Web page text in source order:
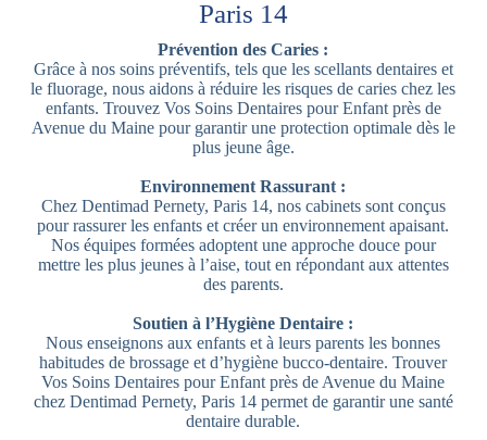
Paris 14
Prévention des Caries :
Grâce à nos soins préventifs, tels que les scellants dentaires et
le fluorage, nous aidons à réduire les risques de caries chez les
enfants. Trouvez Vos Soins Dentaires pour Enfant près de
Avenue du Maine pour garantir une protection optimale dès le
plus jeune âge.
Environnement Rassurant :
Chez Dentimad Pernety, Paris 14, nos cabinets sont conçus
pour rassurer les enfants et créer un environnement apaisant.
Nos équipes formées adoptent une approche douce pour
mettre les plus jeunes à l’aise, tout en répondant aux attentes
des parents.
Soutien à l’Hygiène Dentaire :
Nous enseignons aux enfants et à leurs parents les bonnes
habitudes de brossage et d’hygiène bucco-dentaire. Trouver
Vos Soins Dentaires pour Enfant près de Avenue du Maine
chez Dentimad Pernety, Paris 14 permet de garantir une santé
dentaire durable.